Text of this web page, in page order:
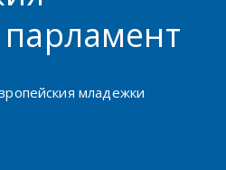
и |
Междуна
младежки